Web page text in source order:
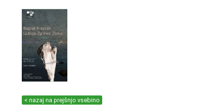
< nazaj na prejšnjo vsebino